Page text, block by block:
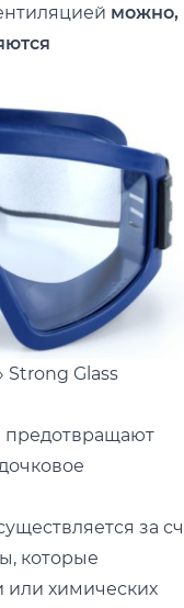
можно,
Strong Glass
предотвращают
за
которые
или химических